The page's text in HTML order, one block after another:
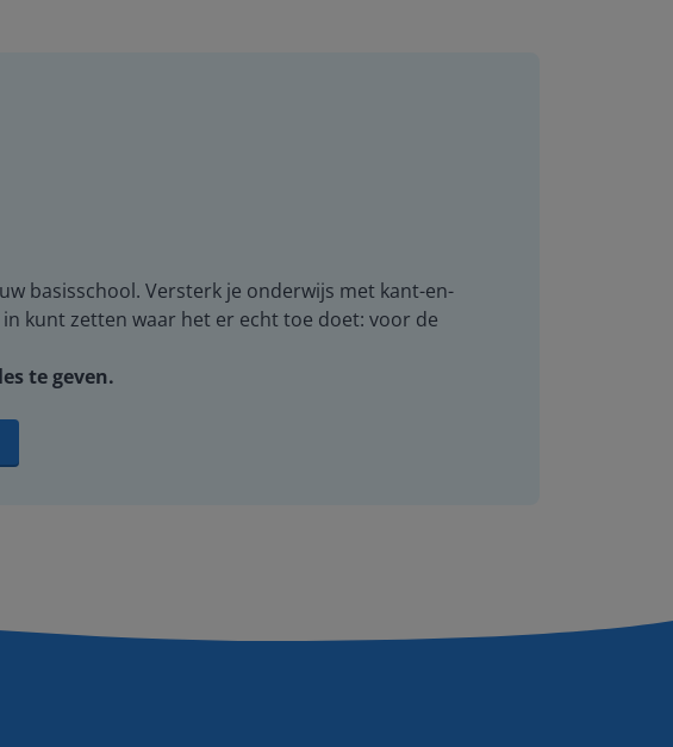
basisschool. Versterk je onderwijs met kant-en-
kunt zetten waar het er echt toe doet: voor de
te geven.